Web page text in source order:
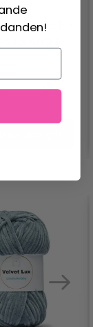
BY